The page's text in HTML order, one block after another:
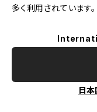
多く利用されています。
日